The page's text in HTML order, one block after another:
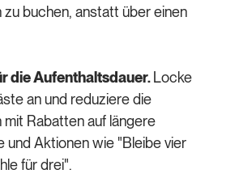
zu buchen, anstatt über einen
die Aufenthaltsdauer. Locke
an und reduziere die
mit Rabatten auf längere
und Aktionen wie "Bleibe vier
für drei".